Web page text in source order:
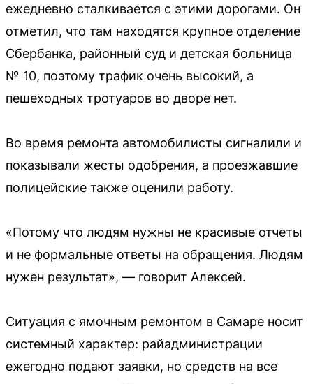
ежедневно сталкивается с этими дорогами. Он
отметил, что там находятся крупное отделение
Сбербанка, районный суд и детская больница
№ 10, поэтому трафик очень высокий, а
пешеходных тротуаров во дворе нет.
Во время ремонта автомобилисты сигналили и
показывали жесты одобрения, а проезжавшие
полицейские также оценили работу.
«Потому что людям нужны не красивые отчеты
и не формальные ответы на обращения. Людям
нужен результат», — говорит Алексей.
Ситуация с ямочным ремонтом в Самаре носит
системный характер: райадминистрации
ежегодно подают заявки, но средств на все